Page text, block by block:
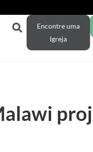
Encontre uma
Igreja